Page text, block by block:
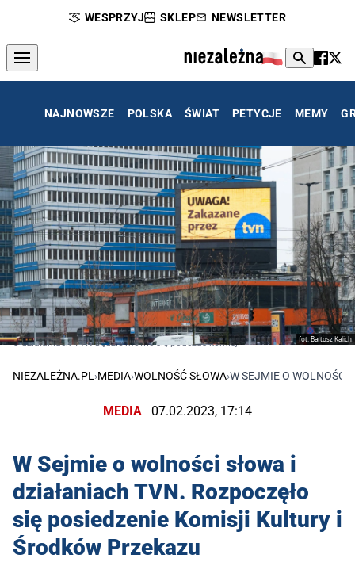
WESPRZYJ SKLEP NEWSLETTER
NAJNOWSZE POLSKA ŚWIAT PETYCJE MEMY
fot. Bartosz Kalich
O działaniach TVN będzie mówić się podczas komisji
NIEZALEŻNA.PL ›MEDIA›WOLNOŚĆ SŁOWA›W SEJMIE O WOLNOŚCI
MEDIA 07.02.2023, 17:14
W Sejmie o wolności słowa i
działaniach TVN. Rozpoczęło
się posiedzenie Komisji Kultury i
Środków Przekazu